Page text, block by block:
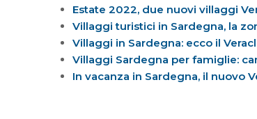
Estate 2022, due nuovi villaggi
Villaggi turistici in Sardegna, la
Villaggi in Sardegna: ecco il
Villaggi Sardegna per famiglie:
In vacanza in Sardegna, il nuovo